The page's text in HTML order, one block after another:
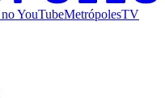
YouTubeMetrópolesTV